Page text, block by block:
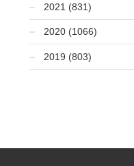
2021 (831)
2020 (1066)
2019 (803)